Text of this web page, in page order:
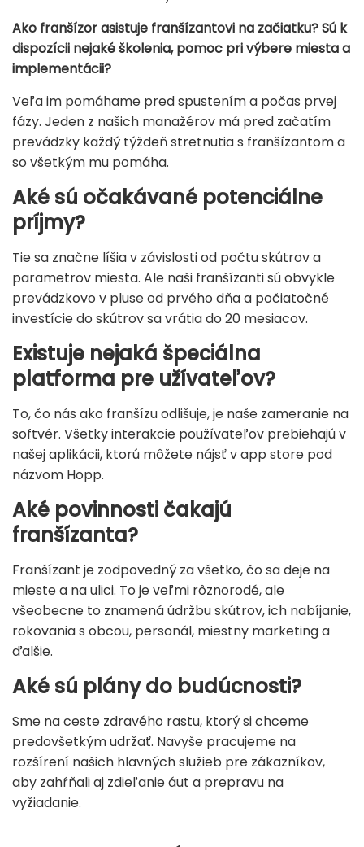
Ako franšízor asistuje franšízantovi na začiatku? Sú k
dispozícii nejaké školenia, pomoc pri výbere miesta a
implementácii?
Veľa im pomáhame pred spustením a počas prvej
fázy. Jeden z našich manažérov má pred začatím
prevádzky každý týždeň stretnutia s franšízantom a
so všetkým mu pomáha.
Aké sú očakávané potenciálne
príjmy?
Tie sa značne líšia v závislosti od počtu skútrov a
parametrov miesta. Ale naši franšízanti sú obvykle
prevádzkovo v pluse od prvého dňa a počiatočné
investície do skútrov sa vrátia do 20 mesiacov.
Existuje nejaká špeciálna
platforma pre užívateľov?
To, čo nás ako franšízu odlišuje, je naše zameranie na
softvér. Všetky interakcie používateľov prebiehajú v
našej aplikácii, ktorú môžete nájsť v app store pod
názvom Hopp.
Aké povinnosti čakajú
franšízanta?
Franšízant je zodpovedný za všetko, čo sa deje na
mieste a na ulici. To je veľmi rôznorodé, ale
všeobecne to znamená údržbu skútrov, ich nabíjanie,
rokovania s obcou, personál, miestny marketing a
ďalšie.
Aké sú plány do budúcnosti?
Sme na ceste zdravého rastu, ktorý si chceme
predovšetkým udržať. Navyše pracujeme na
rozšírení našich hlavných služieb pre zákazníkov,
aby zahŕňali aj zdieľanie áut a prepravu na
vyžiadanie.